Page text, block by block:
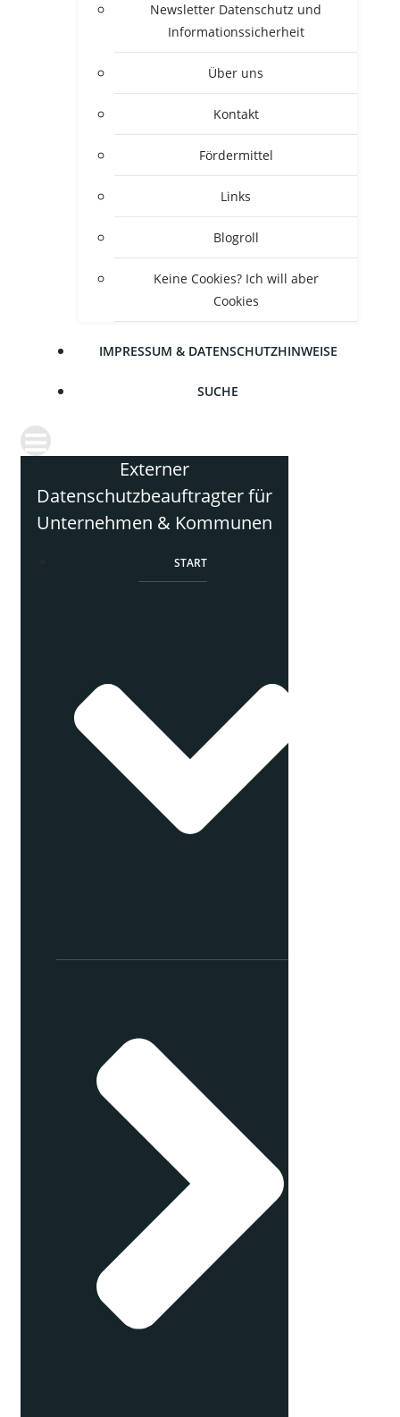
News­let­ter Daten­schutz und
Informationssicherheit
Über uns
Kon­takt
För­der­mit­tel
Links
Blogroll
Kei­ne Coo­kies? Ich will aber
Cookies
IMPRES­SUM & DATENSCHUTZHINWEISE
SUCHE
Externer
Datenschutzbeauftragter für
Unternehmen & Kommunen
START